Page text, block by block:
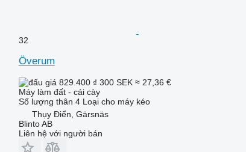
32
Överum
829.400 ₫ 300 SEK ≈ 27,36 €
Máy làm đất - cái cày
Số lượng thân 4 Loại cho máy kéo
Thụy Điển, Gärsnäs
Blinto AB
Liên hệ với người bán